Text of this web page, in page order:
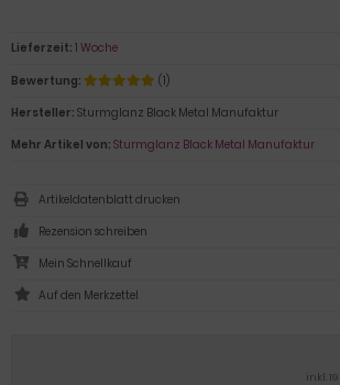
inkl. 19
Lieferzeit: 1 Woche
Bewertung:
(1)
Hersteller: Sturmglanz Black Metal Manufaktur
Mehr Artikel von: Sturmglanz Black Metal Manufaktur
Artikeldatenblatt drucken
Rezension schreiben
Mein Schnellkauf